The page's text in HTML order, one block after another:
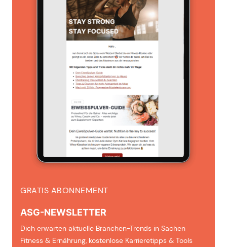
GRATIS ABONNEMENT
ASG-NEWSLETTER
Dich erwarten aktuelle Branchen-Trends in Sachen
Fitness & Ernährung, kostenlose Karrieretipps & Tools